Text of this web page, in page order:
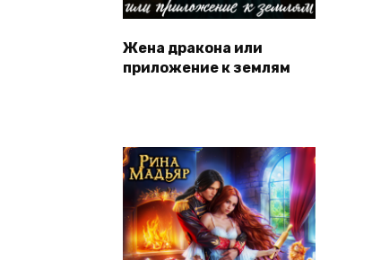
Жена дракона или
приложение к землям